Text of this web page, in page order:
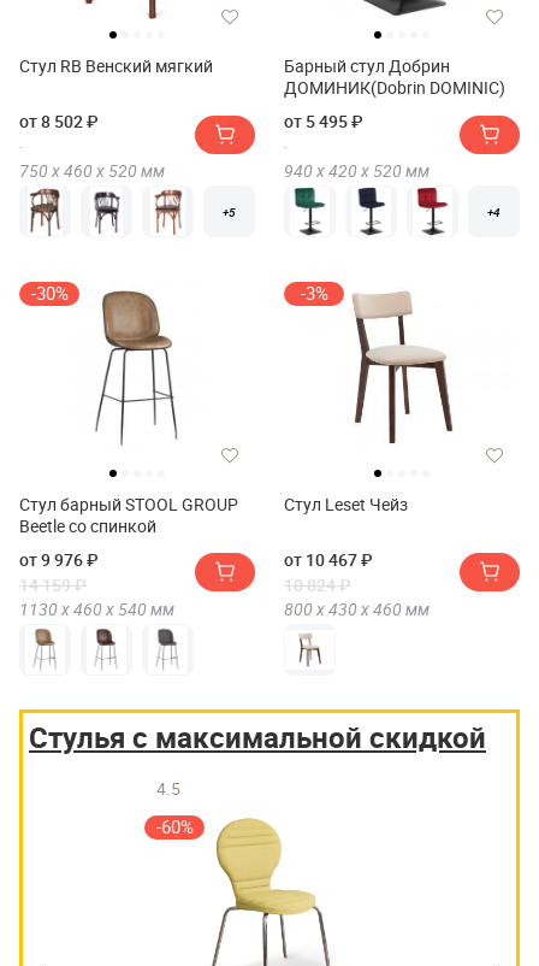
Стул RB Венский мягкий
от 8 502 ₽
750 х460 х 520 мм
+5
Барный стул Добрин
ДОМИНИК(Dobrin DOMINIC)
от 5 495 ₽
940 х420 х 520 мм
+4
-30%
Стул барный STOOL GROUP
Beetle со спинкой
от 9 976 ₽
14 159 ₽
1130 х460 х 540 мм
-3%
Стул Leset Чейз
от 10 467 ₽
10 824 ₽
800 х430 х460 мм
Стулья с максимальной скидкой
4.5
-60%